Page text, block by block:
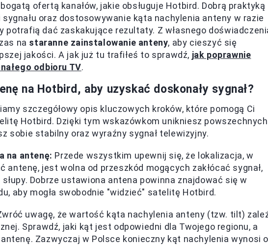
ofertą kanałów, jakie obsługuje Hotbird. Dobrą praktyką
oraz dostosowywanie kąta nachylenia anteny w razie
potrafią dać zaskakujące rezultaty. Z własnego
na staranne zainstalowanie anteny, aby cieszyć się
jakości. A jak już tu trafiłeś to sprawdź, jak poprawnie
odbioru TV.
na Hotbird, aby uzyskać doskonały sygnał?
szczegółowy opis kluczowych kroków, które pomogą Ci
Hotbird. Dzięki tym wskazówkom unikniesz powszechnych
sobie stabilny oraz wyraźny sygnał telewizyjny.
na antenę: Przede wszystkim upewnij się, że lokalizacja, w
antenę, jest wolna od przeszkód mogących zakłócać sygnał,
Dobrze ustawiona antena powinna znajdować się w
aby mogła swobodnie "widzieć" satelitę Hotbird.
uwagę, że wartość kąta nachylenia anteny (tzw. tilt)
Sprawdź, jaki kąt jest odpowiedni dla Twojego regionu, a
Zazwyczaj w Polsce konieczny kąt nachylenia wynosi